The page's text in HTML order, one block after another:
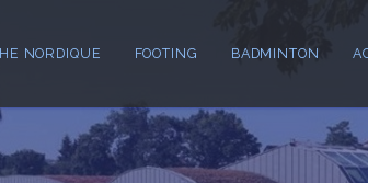
NORDIQUE FOOTING BADMINTON